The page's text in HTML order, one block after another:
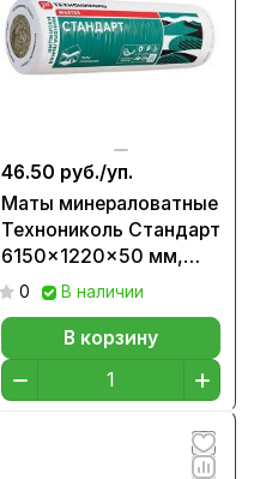
46.50 руб./уп.
Маты минераловатные
Технониколь Стандарт
6150x1220x50 мм,
11,5 кг/м3 (0,7503м3)
0 В наличии
В корзину